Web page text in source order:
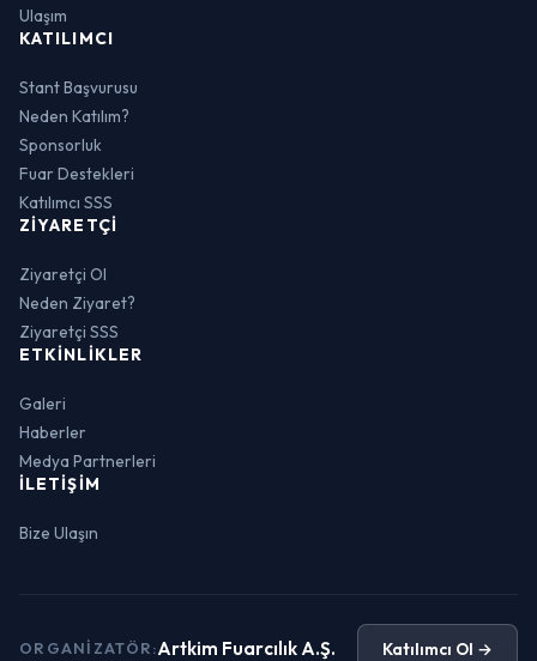
Ulaşım
KATILIMCI
Stant Başvurusu
Neden Katılım?
Sponsorluk
Fuar Destekleri
Katılımcı SSS
ZIYARETÇI
Ziyaretçi Ol
Neden Ziyaret?
Ziyaretçi SSS
ETKINLIKLER
Galeri
Haberler
Medya Partnerleri
İLETIŞIM
Bize Ulaşın
ORGANIZATÖR:Artkim Fuarcılık A.Ş. Katılımcı Ol →